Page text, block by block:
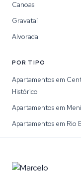
Canoas
Gravataí
Alvorada
POR TIPO
Apartamentos em
Histórico
Apartamentos em
Apartamentos em Rio